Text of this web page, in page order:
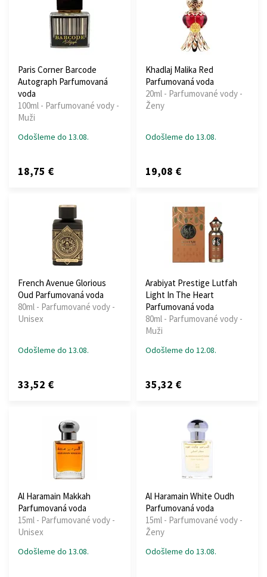
Paris Corner Barcode
Autograph Parfumovaná
voda
100ml - Parfumované vody -
Muži
Odošleme do 13.08.
18,75 €
Khadlaj Malika Red
Parfumovaná voda
20ml - Parfumované vody -
Ženy
Odošleme do 13.08.
19,08 €
French Avenue Glorious
Oud Parfumovaná voda
80ml - Parfumované vody -
Unisex
Odošleme do 13.08.
33,52 €
Arabiyat Prestige Lutfah
Light In The Heart
Parfumovaná voda
80ml - Parfumované vody -
Muži
Odošleme do 12.08.
35,32 €
Al Haramain Makkah
Parfumovaná voda
15ml - Parfumované vody -
Unisex
Odošleme do 13.08.
Al Haramain White Oudh
Parfumovaná voda
15ml - Parfumované vody -
Ženy
Odošleme do 13.08.